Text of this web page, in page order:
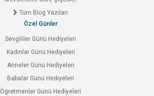
Tüm Blog Yazıları
Özel Günler
Sevgililer Günü Hediyeleri
Kadınlar Günü Hediyeleri
Anneler Günü Hediyeleri
Babalar Günü Hediyeleri
Öğretmenler Günü Hediyeleri